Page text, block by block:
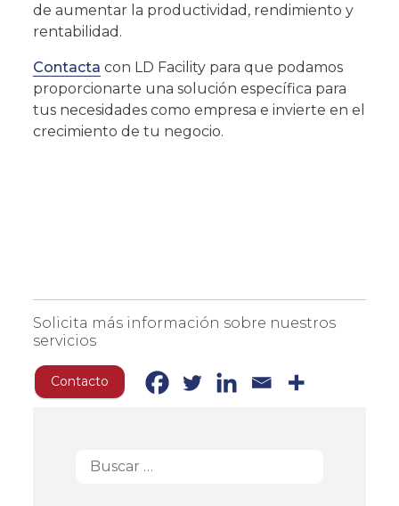
de aumentar la productividad, rendimiento y
rentabilidad.
Contacta con LD Facility para que podamos
proporcionarte una solución específica para
tus necesidades como empresa e invierte en el
crecimiento de tu negocio.
Solicita más información sobre nuestros
servicios
Contacto